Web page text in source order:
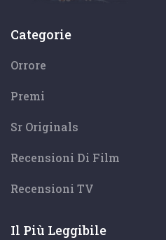
Categorie
Orrore
Premi
Sr Originals
Recensioni Di Film
Recensioni TV
Il Più Leggibile